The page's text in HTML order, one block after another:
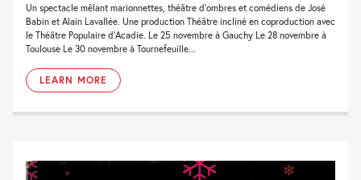
Un spectacle mêlant marionnettes, théâtre d'ombres et comédiens de José
Babin et Alain Lavallée. Une production Théâtre incliné en coproduction avec
le Théâtre Populaire d'Acadie. Le 25 novembre à Gauchy Le 28 novembre à
Toulouse Le 30 novembre à Tournefeuille...
LEARN MORE